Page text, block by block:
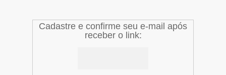
Cadastre e confirme seu e-mail após
receber o link: